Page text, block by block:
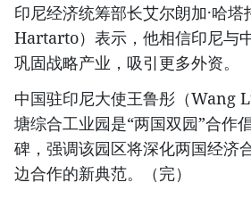
印尼经济统筹部长艾尔朗加·哈
Hartarto）表示，他相信印尼与
巩固战略产业，吸引更多外资。
中国驻印尼大使王鲁彤（Wang
塘综合工业园是“两国双园”合作
碑，强调该园区将深化两国经济
边合作的新典范。（完）